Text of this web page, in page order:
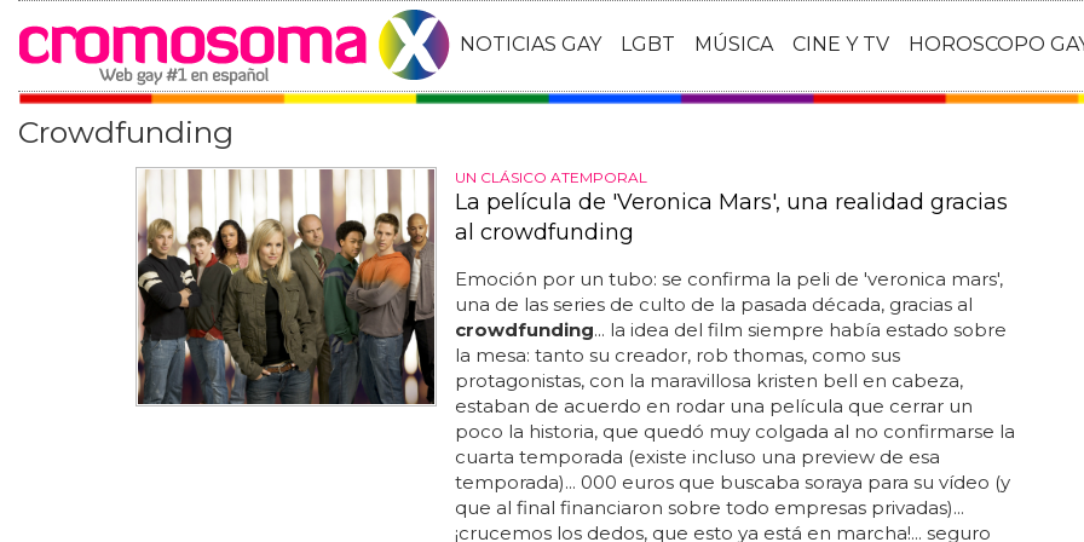
NOTICIAS GAY LGBT MÚSICA CINE Y TV HOROSCOPO
Crowdfunding
UN CLÁSICO ATEMPORAL
La película de 'Veronica Mars', una realidad gracias
al crowdfunding
Emoción por un tubo: se confirma la peli de 'veronica mars',
una de las series de culto de la pasada década, gracias al
crowdfunding... la idea del film siempre había estado sobre
la mesa: tanto su creador, rob thomas, como sus
protagonistas, con la maravillosa kristen bell en cabeza,
estaban de acuerdo en rodar una película que cerrar un
poco la historia, que quedó muy colgada al no confirmarse la
cuarta temporada (existe incluso una preview de esa
temporada)... 000 euros que buscaba soraya para su vídeo (y
que al final financiaron sobre todo empresas privadas)...
¡crucemos los dedos, que esto ya está en marcha!... seguro